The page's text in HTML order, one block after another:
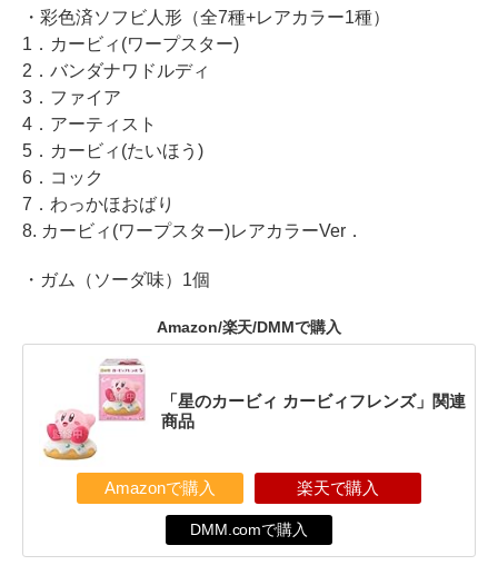
・彩色済ソフビ人形（全7種+レアカラー1種）
1．カービィ(ワープスター)
2．バンダナワドルディ
3．ファイア
4．アーティスト
5．カービィ(たいほう)
6．コック
7．わっかほおばり
8. カービィ(ワープスター)レアカラーVer．
・ガム（ソーダ味）1個
Amazon/楽天/DMMで購入
「星のカービィ カービィフレンズ」関連
商品
Amazonで購入 楽天で購入
DMM.comで購入